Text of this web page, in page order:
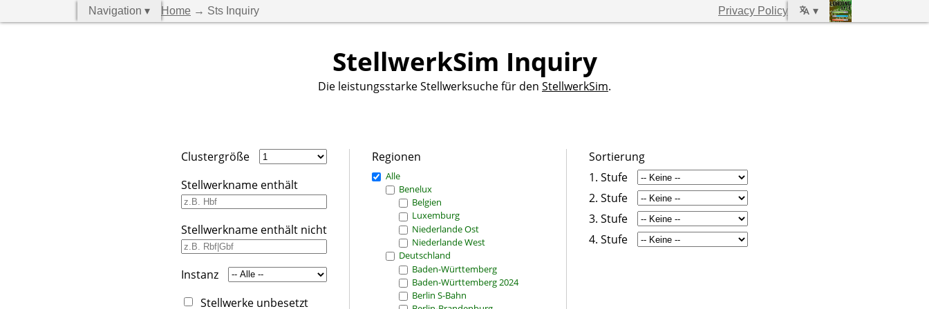
Navigation ▾ Home → Sts Inquiry Privacy Policy ▾
StellwerkSim Inquiry
Die leistungsstarke Stellwerksuche für den StellwerkSim.
Clustergröße
Stellwerkname enthält
Stellwerkname enthält nicht
Instanz
Stellwerke unbesetzt
Regionen
Alle
Benelux
Belgien
Luxemburg
Niederlande Ost
Niederlande West
Deutschland
Baden-Württemberg
Baden-Württemberg 2024
Berlin S-Bahn
Sortierung
1. Stufe
2. Stufe
3. Stufe
4. Stufe